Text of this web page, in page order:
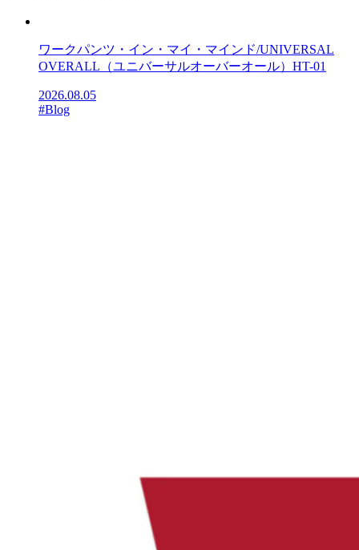
ワークパンツ・イン・マイ・マインド/UNIVERSAL
OVERALL（ユニバーサルオーバーオール）HT-01
2026.08.05
#Blog